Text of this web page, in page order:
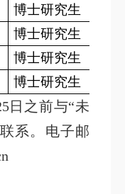
博士研究生
博士研究生
博士研究生
博士研究生
之前与“未
系。电子邮